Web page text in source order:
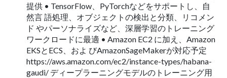
提供 • TensorFlow、PyTorchなどをサポートし、自
然言 語処理、オブジェクトの検出と分類、リコメン
ド やパーソナライズなど、深層学習のトレーニング
ワークロードに最適 • Amazon EC2 に加え、Amazon
EKSとECS、およ びAmazonSageMakerが対応予定
https://aws.amazon.com/ec2/instance-types/habana-
gaudi/ ディープラーニングモデルのトレーニング用